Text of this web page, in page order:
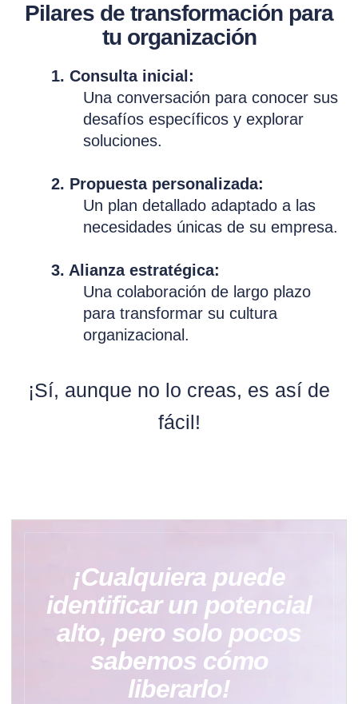
Pilares de transformación para
tu organización
1. Consulta inicial:
Una conversación para conocer sus
desafíos específicos y explorar
soluciones.
2. Propuesta personalizada:
Un plan detallado adaptado a las
necesidades únicas de su empresa.
3. Alianza estratégica:
Una colaboración de largo plazo
para transformar su cultura
organizacional.
¡Sí, aunque no lo creas, es así de
fácil!
¡Cualquiera puede
identificar un potencial
alto, pero solo pocos
sabemos cómo
liberarlo!